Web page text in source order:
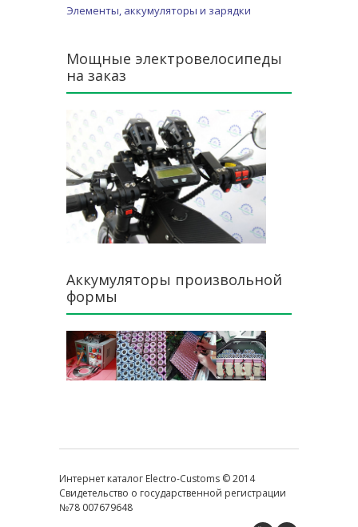
Элементы, аккумуляторы и зарядки
Мощные электровелосипеды
на заказ
Аккумуляторы произвольной
формы
Интернет каталог Electro-Customs © 2014
Свидетельство о государственной регистрации
№78 007679648